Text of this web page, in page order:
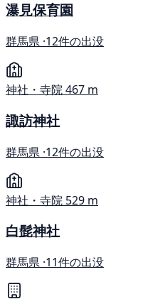
瀑見保育園
群馬県 ·12件の出没
神社・寺院467 m
諏訪神社
群馬県 ·12件の出没
神社・寺院 529 m
白髭神社
群馬県 ·11件の出没